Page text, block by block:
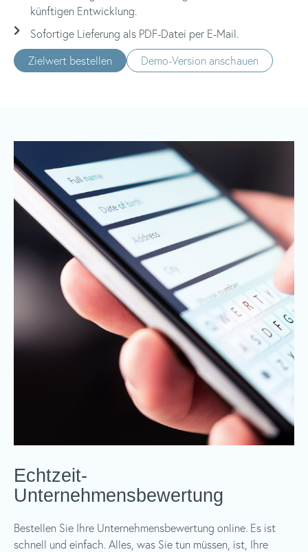
künftigen Entwicklung.
Sofortige Lieferung als PDF-Datei per E-Mail.
Zielwert bestellen
Demo-Version anschauen
Echtzeit-
Unternehmensbewertung
Bestellen Sie Ihre Unternehmensbewertung online. Es ist
schnell und einfach. Alles, was Sie tun müssen, ist, Ihre